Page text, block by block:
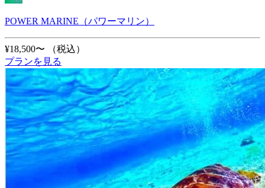
POWER MARINE（パワーマリン）
¥18,500〜
（税込）
プランを見る